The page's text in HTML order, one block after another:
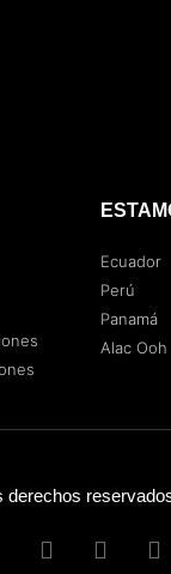
Ecuador
Perú
Panamá
Alac Ooh
derechos